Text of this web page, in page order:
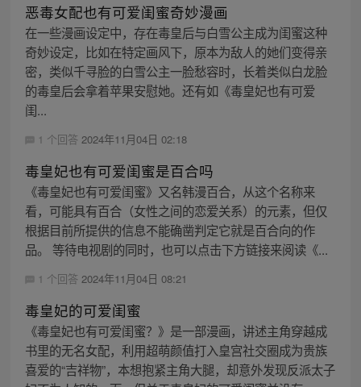
恶毒女配也有可爱闺蜜奇妙漫画
在一些漫画设定中，存在毒皇后与白雪公主成为闺蜜这种
奇妙设定，比如在特定画风下，原本为敌人的她们变得亲
密，类似千寻脸的白雪公主一脸愁容时，长着类似白龙脸
的毒皇后会拿着苹果安慰她。还有如《毒皇妃也有可爱
闺...
1 个回答 2024年11月04日 02:18
毒皇妃也有可爱闺蜜是百合吗
《毒皇妃也有可爱闺蜜》又名韩漫百合，从这个名称来
看，可能具有百合（女性之间的恋爱关系）的元素，但仅
根据目前所提供的信息不能确凿判定它就是百合向的作
品。 等待电视剧的同时，也可以点击下方链接来阅读《...
1 个回答 2024年11月04日 08:21
毒皇妃的可爱闺蜜
《毒皇妃也有可爱闺蜜？》是一部漫画，讲述主角穿越成
书里的无名女配，利用超萌颜值打入皇宫社交圈成为贵族
喜爱的“吉祥物”，本想抱紧主角大腿，却意外发现反派太子